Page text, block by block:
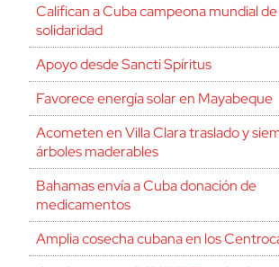
Califican a Cuba campeona mundial de
solidaridad
Apoyo desde Sancti Spíritus
Favorece energía solar en Mayabeque
Acometen en Villa Clara traslado y
árboles maderables
Bahamas envía a Cuba donación de
medicamentos
Amplia cosecha cubana en los